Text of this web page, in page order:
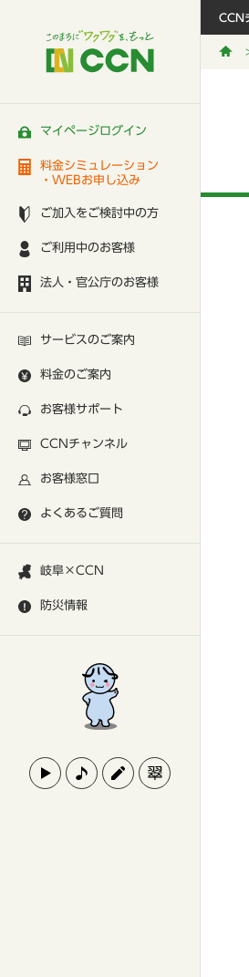
マイページログイン
料金シミュレーション
・WEBお申し込み
ご加入をご検討中の方
ご利用中のお客様
法人・官公庁のお客様
サービスのご案内
料金のご案内
お客様サポート
CCNチャンネル
お客様窓口
よくあるご質問
岐阜×CCN
防災情報
CCN